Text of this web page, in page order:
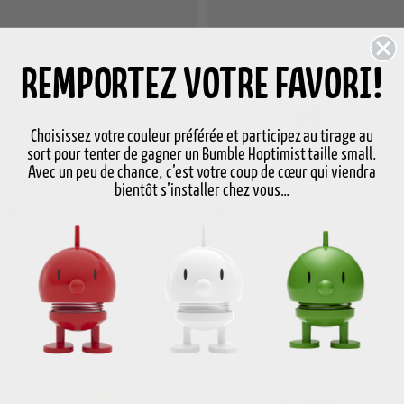
Bébé Bumble Hoptimist
26,95 €
REMPORTEZ VOTRE FAVORI!
Choisissez votre couleur préférée et participez au tirage au
sort pour tenter de gagner un Bumble Hoptimist taille small.
Avec un peu de chance, c’est votre coup de cœur qui viendra
bientôt s’installer chez vous…